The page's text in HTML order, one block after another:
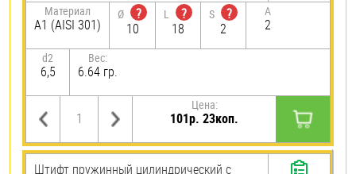
Материал
А1 (AISI 301)
Ø
?
10
L
?
18
S
?
2
A
2
d2
6,5
Вес:
6.64 гр.
Цена:
101р. 23коп.
Штифт пружинный цилиндрический с